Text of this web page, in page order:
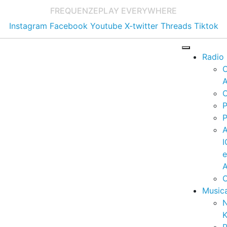
FREQUENZEPLAY EVERYWHERE
Instagram Facebook Youtube X-twitter Threads Tiktok
Radio
e